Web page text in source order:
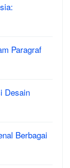
Paragraf
Desain
Berbagai